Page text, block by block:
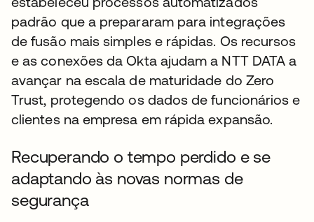
padrão que a prepararam para integrações
de fusão mais simples e rápidas. Os recursos
e as conexões da Okta ajudam a NTT DATA a
avançar na escala de maturidade do Zero
Trust, protegendo os dados de funcionários e
clientes na empresa em rápida expansão.
Recuperando o tempo perdido e se
adaptando às novas normas de
segurança